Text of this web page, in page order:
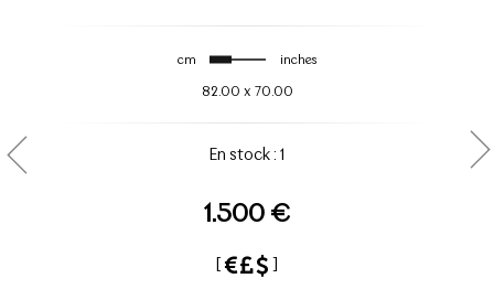
cm inches
82.00 x 70.00
En stock : 1
1.500 €
[ ]